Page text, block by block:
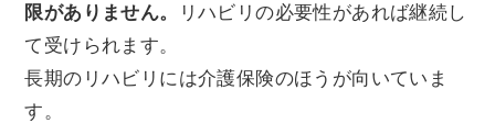
限がありません。
リハビリの必要性があれば継続し
て受けられます。
長期のリハビリには介護保険のほうが向いていま
す。